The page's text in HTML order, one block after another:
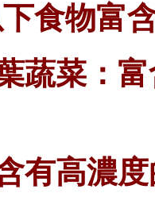
食物富
蔬菜：
有高濃